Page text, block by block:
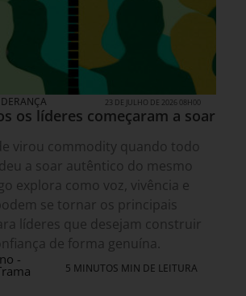
23 DE JULHO DE 2026 08H00
os líderes começaram a soar
virou commodity quando todo
a soar autêntico do mesmo
explora como voz, vivência e
se tornar os principais
líderes que desejam construir
de forma genuína.
-
5 MINUTOS MIN DE LEITURA